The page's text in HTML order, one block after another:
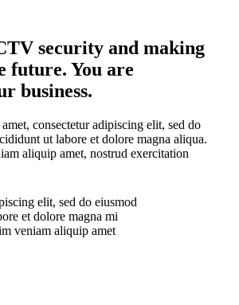
security and making
future. You are
business.
consectetur adipiscing elit, sed do
ut labore et dolore magna aliqua.
aliquip amet, nostrud exercitation
elit, sed do eiusmod
et dolore magna mi
veniam aliquip amet